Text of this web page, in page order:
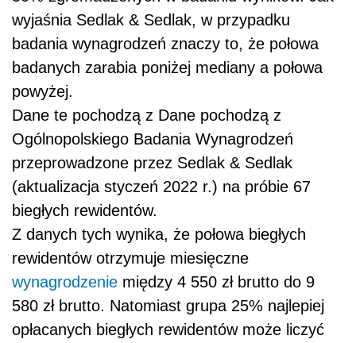
wyjaśnia Sedlak & Sedlak, w przypadku
badania wynagrodzeń znaczy to, że połowa
badanych zarabia poniżej mediany a połowa
powyżej.
Dane te pochodzą z Dane pochodzą z
Ogólnopolskiego Badania Wynagrodzeń
przeprowadzone przez Sedlak & Sedlak
(aktualizacja styczeń 2022 r.) na próbie 67
biegłych rewidentów.
Z danych tych wynika, że połowa biegłych
rewidentów otrzymuje miesięczne
wynagrodzenie między 4 550 zł brutto do 9
580 zł brutto. Natomiast grupa 25% najlepiej
opłacanych biegłych rewidentów może liczyć